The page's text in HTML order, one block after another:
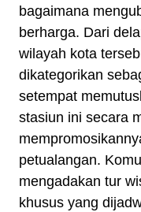
bagaimana
berharga. Dari
wilayah kota
dikategorikan
setempat
stasiun ini secara
petualangan.
mengadakan tur
khusus yang